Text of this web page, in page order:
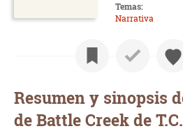
Temas:
Narrativa
Resumen y sinopsis
de Battle Creek de